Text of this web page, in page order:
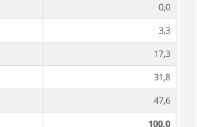
0,0
3,3
17,3
31,8
47,6
100,0